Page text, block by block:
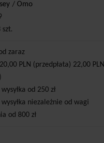
/ Omo
szt.
zaraz
PLN (przedpłata) 22,00 PLN
od 250 zł
niezależnie od wagi
od 800 zł